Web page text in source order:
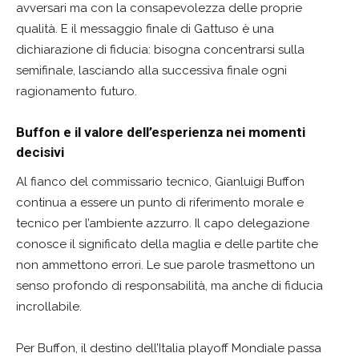
avversari ma con la consapevolezza delle proprie
qualità. E il messaggio finale di Gattuso è una
dichiarazione di fiducia: bisogna concentrarsi sulla
semifinale, lasciando alla successiva finale ogni
ragionamento futuro.
Buffon e il valore dell’esperienza nei momenti
decisivi
Al fianco del commissario tecnico, Gianluigi Buffon
continua a essere un punto di riferimento morale e
tecnico per l’ambiente azzurro. Il capo delegazione
conosce il significato della maglia e delle partite che
non ammettono errori. Le sue parole trasmettono un
senso profondo di responsabilità, ma anche di fiducia
incrollabile.
Per Buffon, il destino dell’Italia playoff Mondiale passa